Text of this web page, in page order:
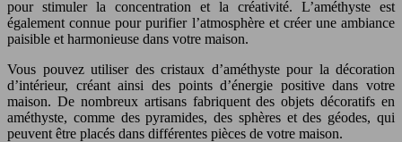
pour stimuler la concentration et la créativité. L’améthyste est
également connue pour purifier l’atmosphère et créer une ambiance
paisible et harmonieuse dans votre maison.
Vous pouvez utiliser des cristaux d’améthyste pour la décoration
d’intérieur, créant ainsi des points d’énergie positive dans votre
maison. De nombreux artisans fabriquent des objets décoratifs en
améthyste, comme des pyramides, des sphères et des géodes, qui
peuvent être placés dans différentes pièces de votre maison.